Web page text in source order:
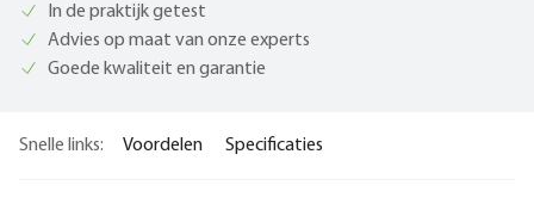
In de praktijk getest
Advies op maat van onze experts
Goede kwaliteit en garantie
Snelle links: Voordelen Specificaties